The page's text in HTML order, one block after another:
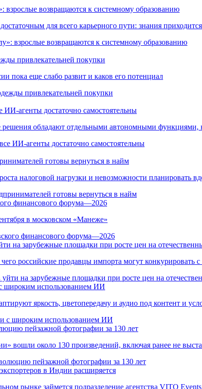
взрослые возвращаются к системному образованию
для всего карьерного пути: знания
привлекательней покупки
пока еще слабо развит и каков его потенциал
агенты достаточно самостоятельны
обладают отдельными автономными функциями,
готовы вернуться в найм
налоговой нагрузки и невозможности планировать
финансового форума—2026
в московском «Манеже»
на зарубежные площадки при росте цен на
чего российские продавцы импорта могут
широким использованием ИИ
яркость, цветопередачу и аудио под контент и
пейзажной фотографии за 130 лет
вошли около 130 произведений, включая ранее не
в Индии расширяется
рынке займется подразделение агентства VITO